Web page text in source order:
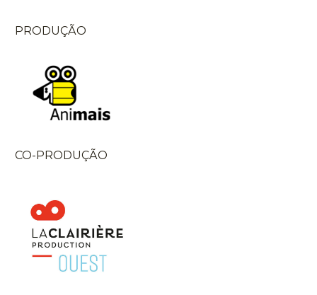
PRODUÇÃO
CO-PRODUÇÃO